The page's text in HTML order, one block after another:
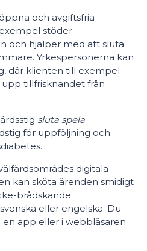
och avgiftsfria
stöder
och hjälper med att sluta
Yrkespersonerna kan
där klienten till exempel
tillfrisknandet från
sluta spela
för uppföljning och
digitala
kan sköta ärenden smidigt
brådskande
eller engelska. Du
app eller i webbläsaren.